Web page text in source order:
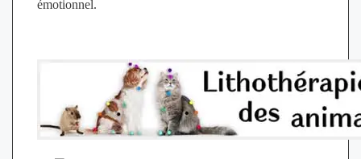
émotionnel.